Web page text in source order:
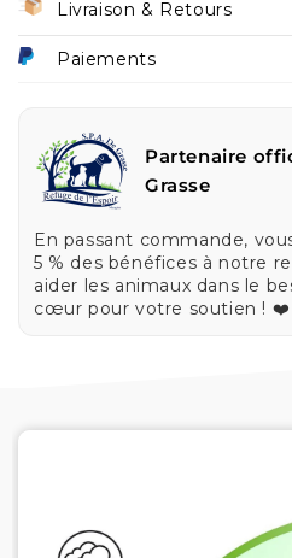
Livraison & Retours
Paiements
Partenaire
Grasse
En passant commande,
5 % des bénéfices à notre
aider les animaux dans le
cœur pour votre soutien ! ❤️